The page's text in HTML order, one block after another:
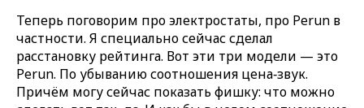
Теперь поговорим про электростаты, про Perun в
частности. Я специально сейчас сделал
расстановку рейтинга. Вот эти три модели — это
Perun. По убыванию соотношения цена‑звук.
Причём могу сейчас показать фишку: что можно